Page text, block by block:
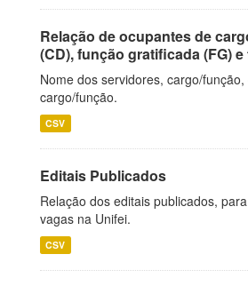
Relação de ocupantes de
(CD), função gratificada (FG) e
Nome dos servidores, cargo/
cargo/função.
CSV
Editais Publicados
Relação dos editais publicados,
vagas na Unifei.
CSV